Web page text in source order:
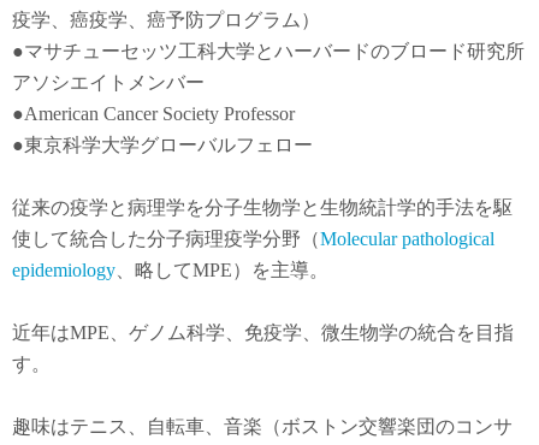
疫学
癌疫学 、癌予防プログラム）
●マサチューセッツ工科大学とハーバードのブロード研究所
アソシエイトメンバー
●American Cancer Society Professor
●東京科学大学グローバルフェロー
従来の疫学と病理学を分子生物学と生物統計学的手法を駆
使して統合した分子病理疫学分野（Molecular pathological
epidemiology 、略してMPE）を主導。
近年はMPE 、ゲノム科学、免疫学、微生物学の統合を目指
す。
趣味はテニス、自転車、音楽（ボストン交響楽団のコンサ